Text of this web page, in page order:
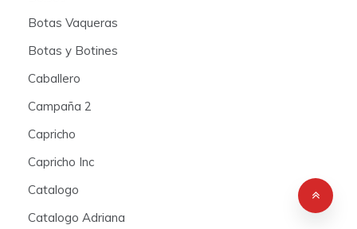
Botas Vaqueras
Botas y Botines
Caballero
Campaña 2
Capricho
Capricho Inc
Catalogo
Catalogo Adriana